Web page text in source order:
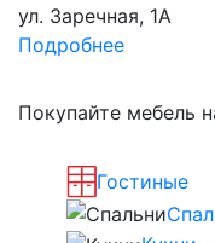
ул. Заречная, 1А
Подробнее
Покупайте мебель
Гостиные